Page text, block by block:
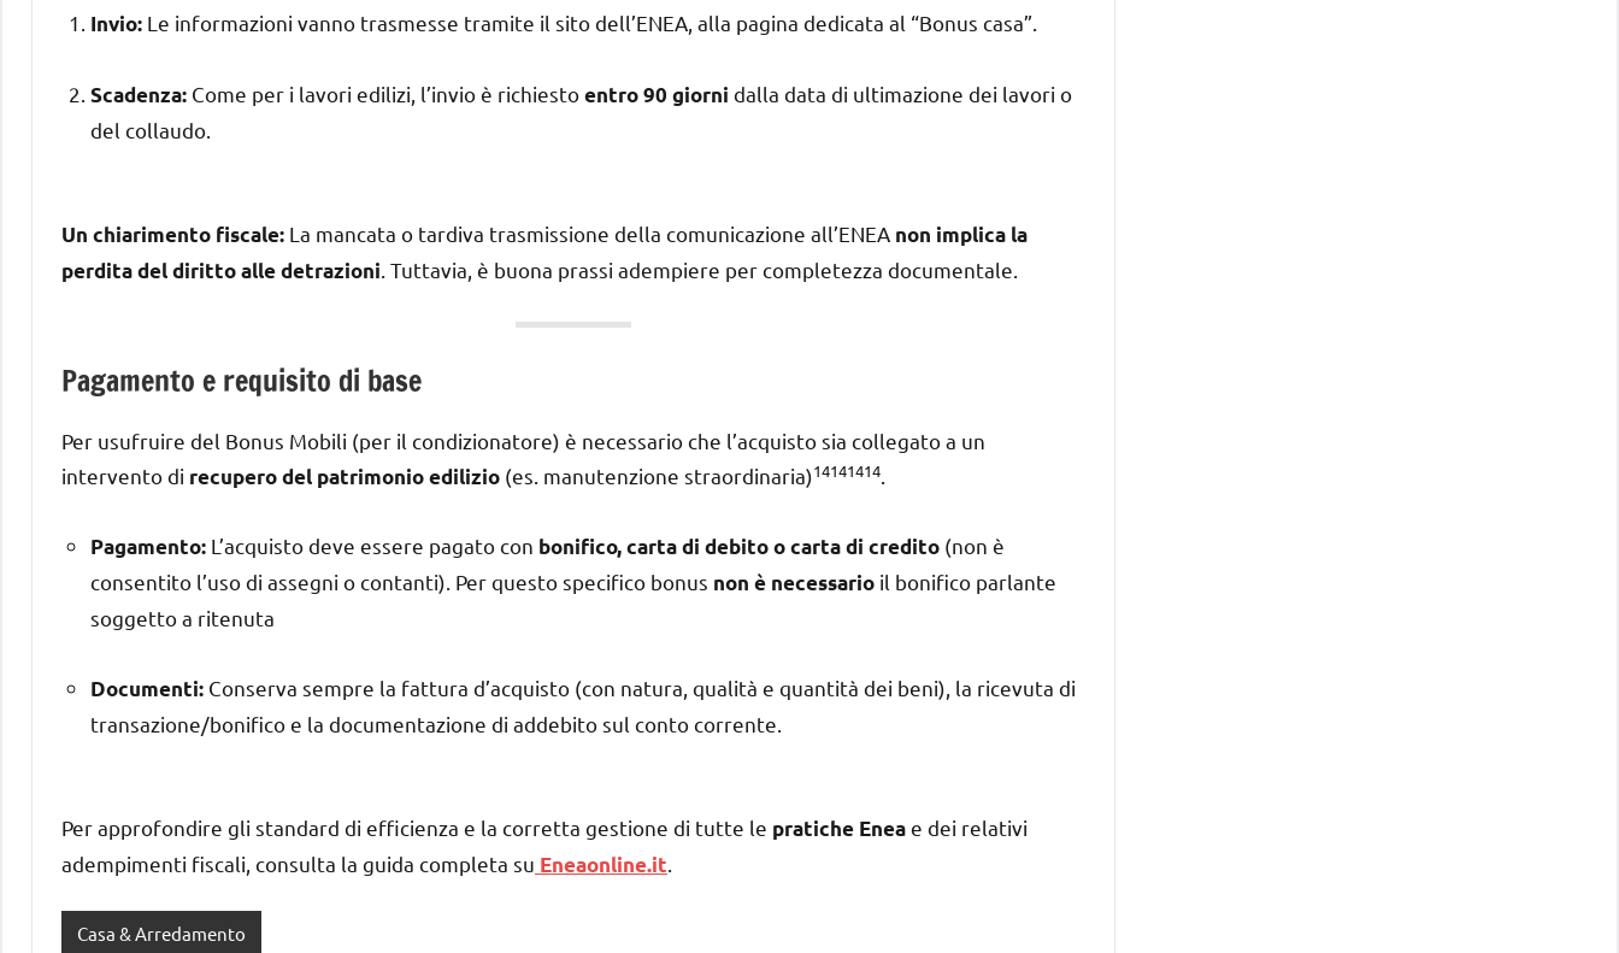
Invio: Le informazioni vanno trasmesse tramite il sito dell’ENEA, alla pagina dedicata al “Bonus casa”.
Scadenza: Come per i lavori edilizi, l’invio è richiestoentro 90 giorni dalla data di ultimazione dei lavori o
del collaudo.
Un chiarimento fiscale: La mancata o tardiva trasmissione della comunicazione all’ENEA non implica la
perdita del diritto alle detrazioni . Tuttavia, è buona prassi adempiere per completezza documentale.
Pagamento e requisito di base
Per usufruire del Bonus Mobili (per il condizionatore) è necessario che l’acquisto sia collegato a un
intervento di recupero del patrimonio edilizio (es. manutenzione straordinaria)14141414
Pagamento: L’acquisto deve essere pagato con bonifico, carta di debito o carta di credito (non è
consentito l’uso di assegni o contanti). Per questo specifico bonus non è necessario il bonifico parlante
soggetto a ritenuta
Documenti: Conserva sempre la fattura d’acquisto (con natura, qualità e quantità dei beni), la ricevuta di
transazione/bonifico e la documentazione di addebito sul conto corrente.
Per approfondire gli standard di efficienza e la corretta gestione di tutte le pratiche Eneae dei relativi
adempimenti fiscali, consulta la guida completa su Eneaonline.it
Casa & Arredamento